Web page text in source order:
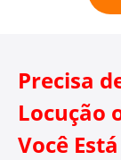
Precisa
Locução
Você